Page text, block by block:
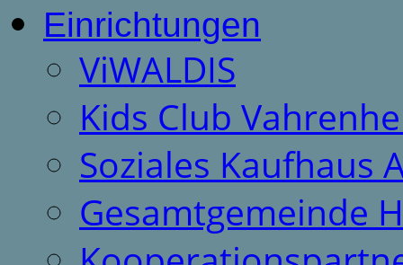
Einrichtungen
ViWALDIS
Kids Club
Soziales Kaufhaus
Gesamtgemeinde